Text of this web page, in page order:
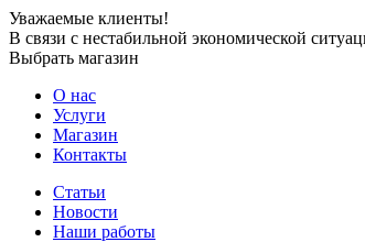
Уважаемые клиенты!
В связи с нестабильной экономической
Выбрать магазин
О нас
Услуги
Магазин
Контакты
Статьи
Новости
Наши работы